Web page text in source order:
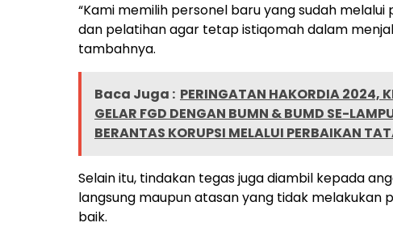
“Kami memilih personel baru yang sudah melalui
dan pelatihan agar tetap istiqomah dalam
tambahnya.
Baca Juga : PERINGATAN HAKORDIA 2024,
GELAR FGD DENGAN BUMN & BUMD SE-
BERANTAS KORUPSI MELALUI PERBAIKAN
Selain itu, tindakan tegas juga diambil kepada
langsung maupun atasan yang tidak melakukan
baik.